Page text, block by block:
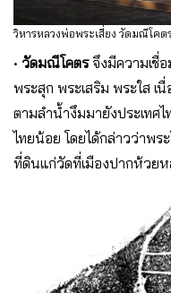
วิหารหลวงพ่อพระเสี่ยง วัดมณีโค
• วัดมณีโคตรจึงมีความเชื่อ
พระสุก พระเสริม พระใส
ตามลำนํ้างึมมายังประเทศ
ไทยน้อย โดยได้กล่าวว่าพร
ที่ดินแก่วัดที่เมืองปากห้วยห